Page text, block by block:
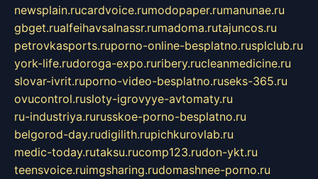
newsplain.rucardvoice.rumodopaper.rumanunae.ru
gbget.rualfeihavsalnassr.rumadoma.rutajuncos.ru
petrovkasports.ruporno-online-besplatno.rusplclub.ru
york-life.rudoroga-expo.ruribery.rucleanmedicine.ru
slovar-ivrit.ruporno-video-besplatno.ruseks-365.ru
ovucontrol.rusloty-igrovyye-avtomaty.ru
ru-industriya.rurusskoe-porno-besplatno.ru
belgorod-day.rudigilith.rupichkurovlab.ru
medic-today.rutaksu.rucomp123.rudon-ykt.ru
teensvoice.ruimgsharing.rudomashnee-porno.ru